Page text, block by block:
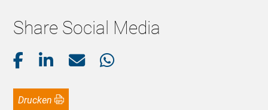
Share Social Media
Drucken